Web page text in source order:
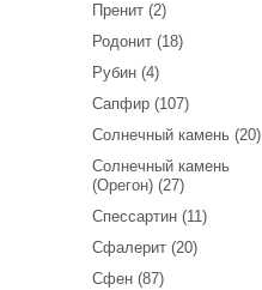
Пренит (2)
Родонит (18)
Рубин (4)
Сапфир (107)
Солнечный камень (20)
Солнечный камень
(Орегон) (27)
Спессартин (11)
Сфалерит (20)
Сфен (87)